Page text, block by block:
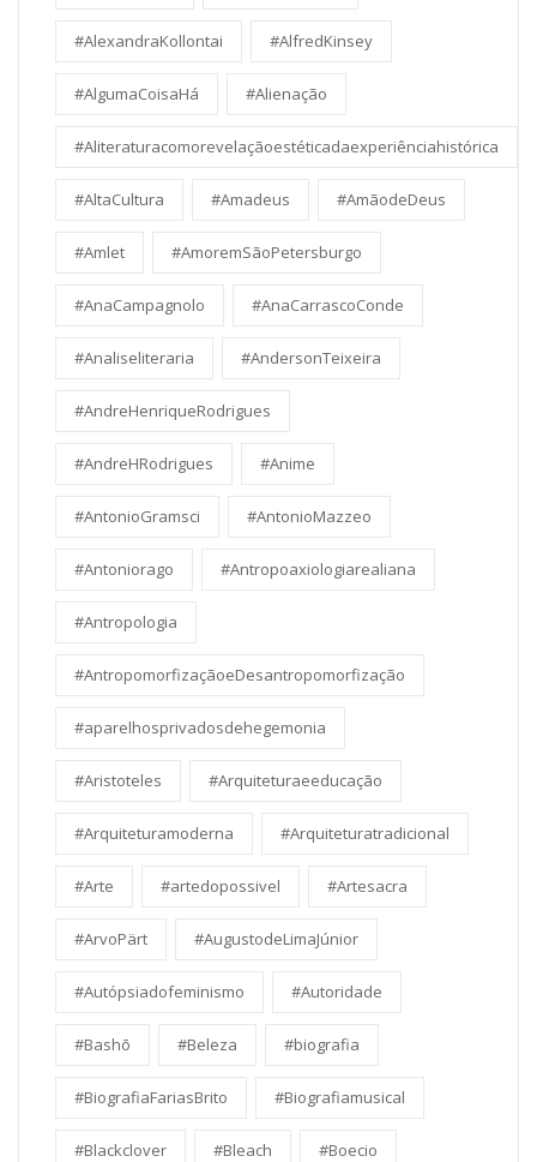
#AlexandraKollontai #AlfredKinsey
#AlgumaCoisaHá #Alienação
#Aliteraturacomorevelaçãoestéticadaexperiênciahistórica
#AltaCultura #Amadeus #AmãodeDeus
#Amlet #AmoremSãoPetersburgo
#AnaCampagnolo #AnaCarrascoConde
#Analiseliteraria #AndersonTeixeira
#AndreHenriqueRodrigues
#AndreHRodrigues #Anime
#AntonioGramsci #AntonioMazzeo
#Antoniorago #Antropoaxiologiarealiana
#Antropologia
#AntropomorfizaçãoeDesantropomorfização
#aparelhosprivadosdehegemonia
#Aristoteles #Arquiteturaeeducação
#Arquiteturamoderna #Arquiteturatradicional
#Arte #artedopossivel #Artesacra
#ArvoPärt #AugustodeLimaJúnior
#Autópsiadofeminismo #Autoridade
#Bashō #Beleza #biografia
#BiografiaFariasBrito #Biografiamusical
#Blackclover #Bleach #Boecio